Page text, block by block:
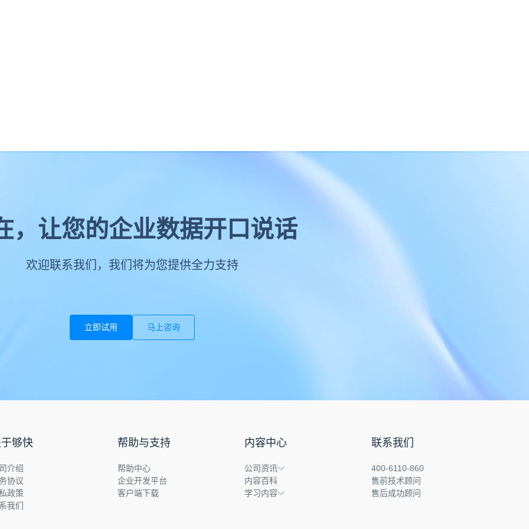
，让您的企业数据开口说话
欢迎联系我们，我们将为您提供全力支持
立即试用 马上咨询
够快
介绍
协议
政策
我们
帮助与支持
帮助中心
企业开发平台
客户端下载
内容中心
公司资讯
内容百科
学习内容
联系我们
400-6110-860
售前技术顾问
售后成功顾问